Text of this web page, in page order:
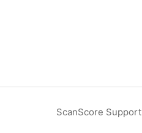
ScanScore Support